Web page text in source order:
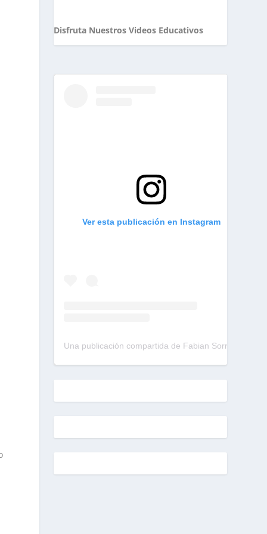
Disfruta Nuestros Videos Educativos
Ver esta publicación en Instagram